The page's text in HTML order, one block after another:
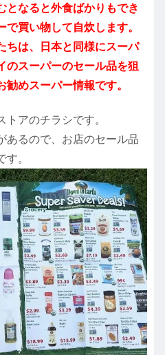
となると外食ばかりもでき
買い物して自炊します。
ちは、日本と同様にスーパ
のスーパーのセール品を狙
めスーパー情報です。
トアのチラシです。
あるので、お店のセール品
。